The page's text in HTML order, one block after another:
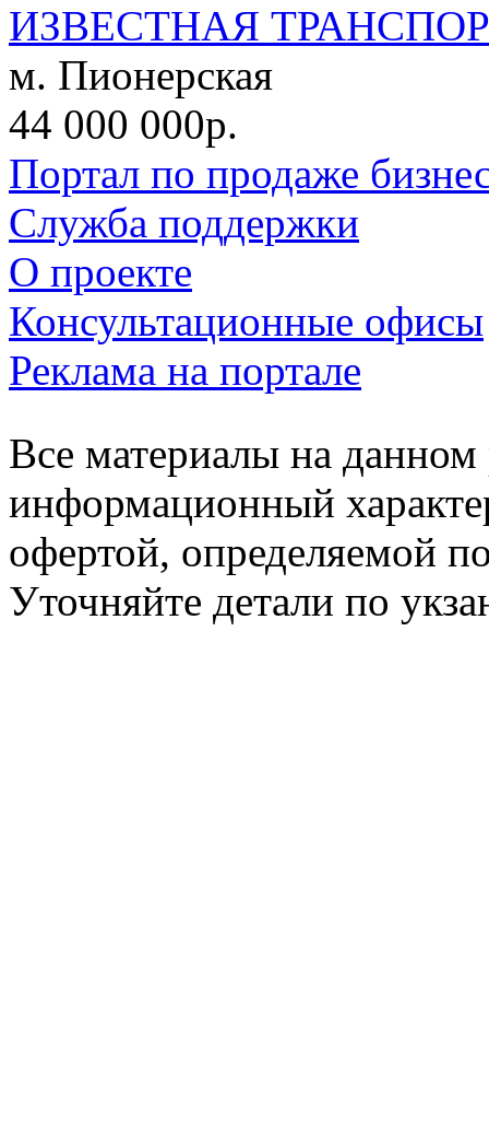
ИЗВЕСТНАЯ
м. Пионерская
44 000 000р.
Портал по продаже
Служба поддержки
О проекте
Консультационные офисы
Реклама на портале
Все материалы на данном
информационный
офертой, определяемой
Уточняйте детали по